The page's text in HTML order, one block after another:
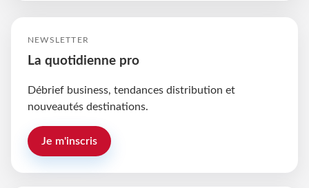
NEWSLETTER
La quotidienne pro
Débrief business, tendances distribution et
nouveautés destinations.
Je m'inscris